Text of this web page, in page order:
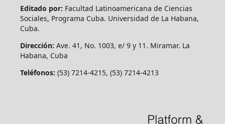
Editado por: Facultad Latinoamericana de Ciencias
Sociales, Programa Cuba. Universidad de La Habana,
Cuba.
Dirección: Ave. 41, No. 1003, e/ 9 y 11. Miramar. La
Habana, Cuba
Teléfonos: (53) 7214-4215, (53) 7214-4213